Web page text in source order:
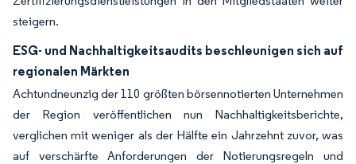
steigern.
ESG- und Nachhaltigkeitsaudits beschleunigen sich auf
regionalen Märkten
Achtundneunzig der 110 größten börsennotierten Unternehmen
der Region veröffentlichen nun Nachhaltigkeitsberichte,
verglichen mit weniger als der Hälfte ein Jahrzehnt zuvor, was
auf verschärfte Anforderungen der Notierungsregeln und